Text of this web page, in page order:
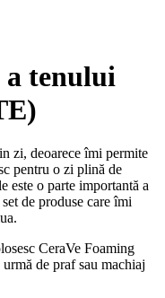
tenului
pentru o zi plină de
este o parte importantă a
de produse care îmi
CeraVe Foaming
de praf sau machiaj